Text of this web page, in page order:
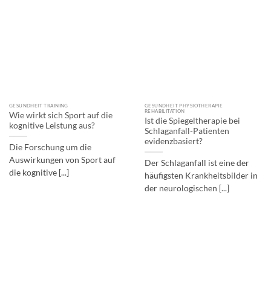
GESUNDHEIT TRAINING
Wie wirkt sich Sport auf die
kognitive Leistung aus?
Die Forschung um die
Auswirkungen von Sport auf
die kognitive [...]
GESUNDHEIT PHYSIOTHERAPIE
REHABILITATION
Ist die Spiegeltherapie bei
Schlaganfall-Patienten
evidenzbasiert?
Der Schlaganfall ist eine der
häufigsten Krankheitsbilder in
der neurologischen [...]